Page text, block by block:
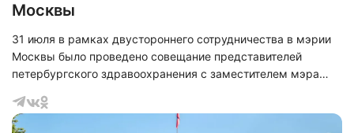
Москвы
31 июля в рамках двустороннего сотрудничества в мэрии
Москвы было проведено совещание представителей
петербургского здравоохранения с заместителем мэра
Раковой. При этом в состав делегации под руководством
вице-губернатора Санкт-Петербурга Олега Эргашева